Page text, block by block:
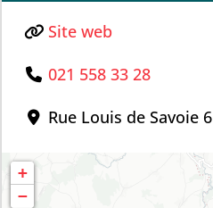
Site web
021 558 33 28
Rue Louis de Savoie 6
+
−